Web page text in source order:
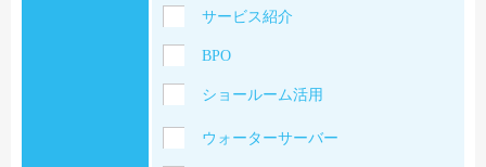
サービス紹介
BPO
ショールーム活用
ウォーターサーバー